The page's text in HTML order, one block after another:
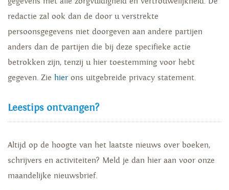
redactie zal ook dan de door u verstrekte
persoonsgegevens niet doorgeven aan andere partijen
anders dan de partijen die bij deze specifieke actie
betrokken zijn, tenzij u hier toestemming voor hebt
gegeven. Zie hierons uitgebreide privacy statement.
Leestips ontvangen?
Altijd op de hoogte van het laatste nieuws over boeken,
schrijvers en activiteiten? Meld je dan hier aan voor onze
maandelijke nieuwsbrief.